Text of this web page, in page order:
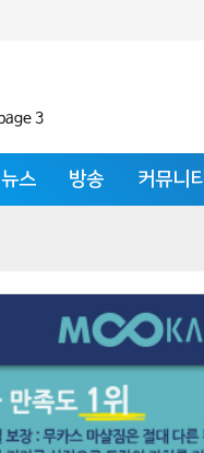
뉴스 방송 커뮤니티